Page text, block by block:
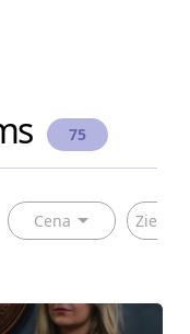
75
Cena Ziedu